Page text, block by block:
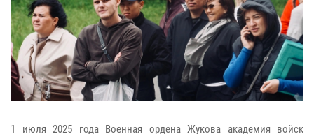
1 июля 2025 года Военная ордена Жукова академия войск